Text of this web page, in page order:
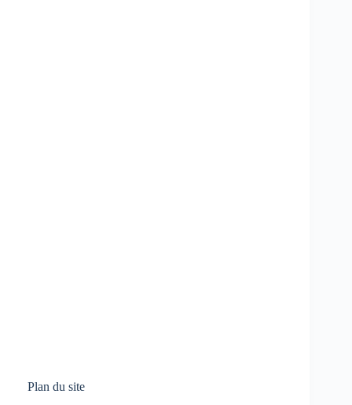
Plan du site